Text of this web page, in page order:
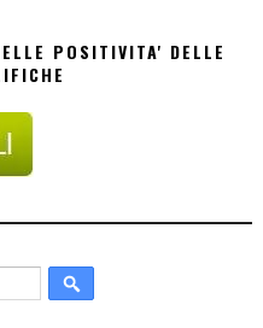
POSITIVITA' DELLE